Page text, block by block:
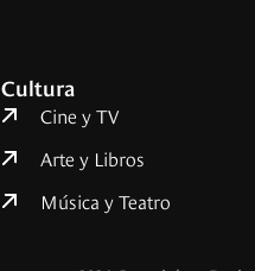
Cultura
Cine y TV
Arte y Libros
Música y Teatro